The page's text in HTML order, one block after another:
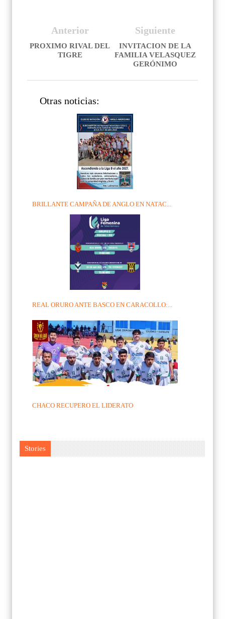
Siguiente
INVITACION DE LA
FAMILIA VELASQUEZ
GERÓNIMO
Anterior
PROXIMO RIVAL DEL
TIGRE
Otras noticias:
BRILLANTE CAMPAÑA DE ANGLO EN NATAC...
REAL ORURO ANTE BASCO EN CARACOLLO:...
CHACO RECUPERO EL LIDERATO
Stories